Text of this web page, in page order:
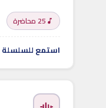
25 محاضرة
استمع